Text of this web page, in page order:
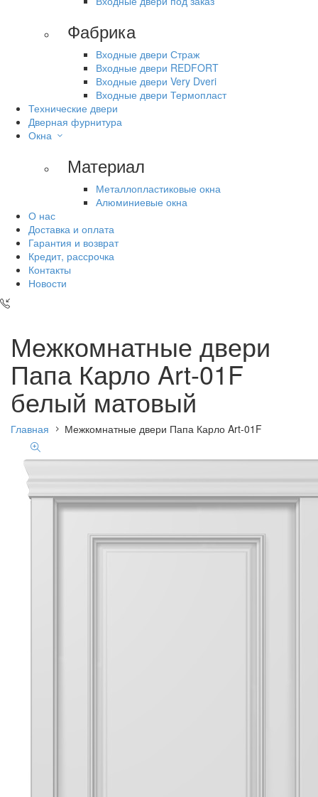
Фабрика
Входные двери Страж
Входные двери REDFORT
Входные двери Very Dveri
Входные двери Термопласт
Технические двери
Дверная фурнитура
Окна
Материал
Металлопластиковые окна
Алюминиевые окна
О нас
Доставка и оплата
Гарантия и возврат
Кредит, рассрочка
Контакты
Новости
Межкомнатные двери
Папа Карло Art-01F
белый матовый
Главная Межкомнатные двери Папа Карло Art-01F